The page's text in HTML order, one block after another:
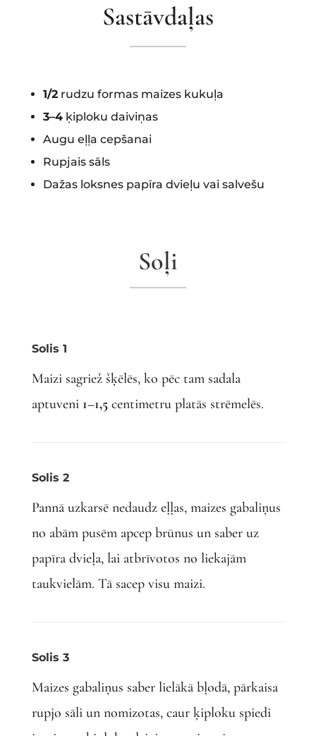
Sastāvdaļas
1/2rudzu formas maizes kukuļa
3–4ķiploku daiviņas
Augu eļļa cepšanai
Rupjais sāls
Dažas loksnes papīra dvieļu vai salvešu
Soļi
Solis 1
Maizi sagriež šķēlēs, ko pēc tam sadala
aptuveni1–1,5centimetru platās strēmelēs.
Solis 2
Pannā uzkarsē nedaudz eļļas, maizes gabaliņus
no abām pusēm apcep brūnus un saber uz
papīra dvieļa, lai atbrīvotos no liekajām
taukvielām. Tā sacep visu maizi.
Solis 3
Maizes gabaliņus saber lielākā bļodā, pārkaisa
rupjo sāli un nomizotas, caur ķiploku spiedi